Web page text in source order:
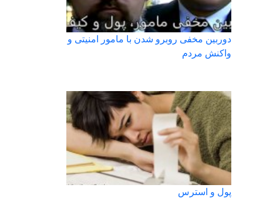
دوربین مخفی روبرو شدن با مامور امنیتی و
واکنش مردم
پول و استرس